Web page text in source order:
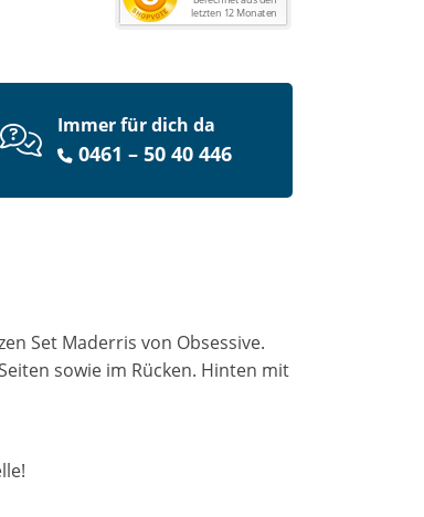
Immer für dich da
0461 – 50 40 446
Set Maderris von Obsessive.
sowie im Rücken. Hinten mit